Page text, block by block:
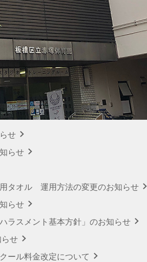
せ
らせ
タオル 運用方法の変更のお知らせ
らせ
ラスメント基本方針」のお知らせ
せ
ール料金改定について